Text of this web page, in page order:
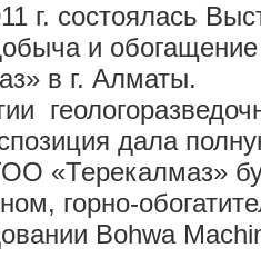
г. состоялась
и
в г. Алматы.
дала
«Терекалмаз»
горно-
Bohwa